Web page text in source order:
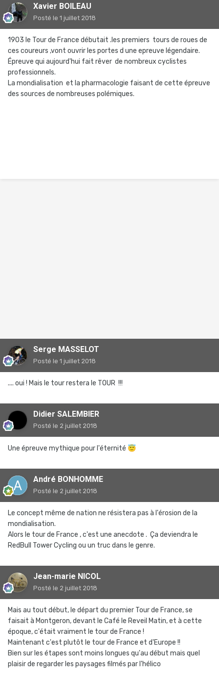
Xavier BOILEAU
Posté le 1 juillet 2018
1903 le Tour de France débutait .les premiers tours de roues de
ces coureurs ,vont ouvrir les portes d une epreuve légendaire.
Épreuve qui aujourd'hui fait rêver de nombreux cyclistes
professionnels.
La mondialisation et la pharmacologie faisant de cette épreuve
des sources de nombreuses polémiques.
Serge MASSELOT
Posté le 1 juillet 2018
.... oui ! Mais le tour restera le TOUR !!!
Didier SALEMBIER
Posté le 2 juillet 2018
Une épreuve mythique pour l'éternité 😇
André BONHOMME
Posté le 2 juillet 2018
Le concept même de nation ne résistera pas à l'érosion de la
mondialisation.
Alors le tour de France , c'est une anecdote . Ça deviendra le
RedBull Tower Cycling ou un truc dans le genre.
Jean-marie NICOL
Posté le 2 juillet 2018
Mais au tout début, le départ du premier Tour de France, se
faisait à Montgeron, devant le Café le Reveil Matin, et à cette
époque, c'était vraiment le tour de France !
Maintenant c'est plutôt le tour de France et d'Europe !!
Bien sur les étapes sont moins longues qu'au début mais quel
plaisir de regarder les paysages filmés par l'hélico